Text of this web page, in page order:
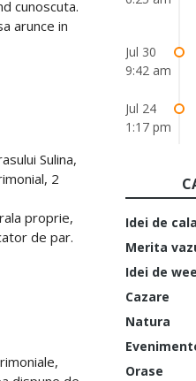
cunoscuta.
arunce in
Sulina,
2
proprie,
de par.
Jul 30
9:42 am
Jul 24
1:17 pm
Idei de
Merita
Idei de
Cazare
Natura
Orase